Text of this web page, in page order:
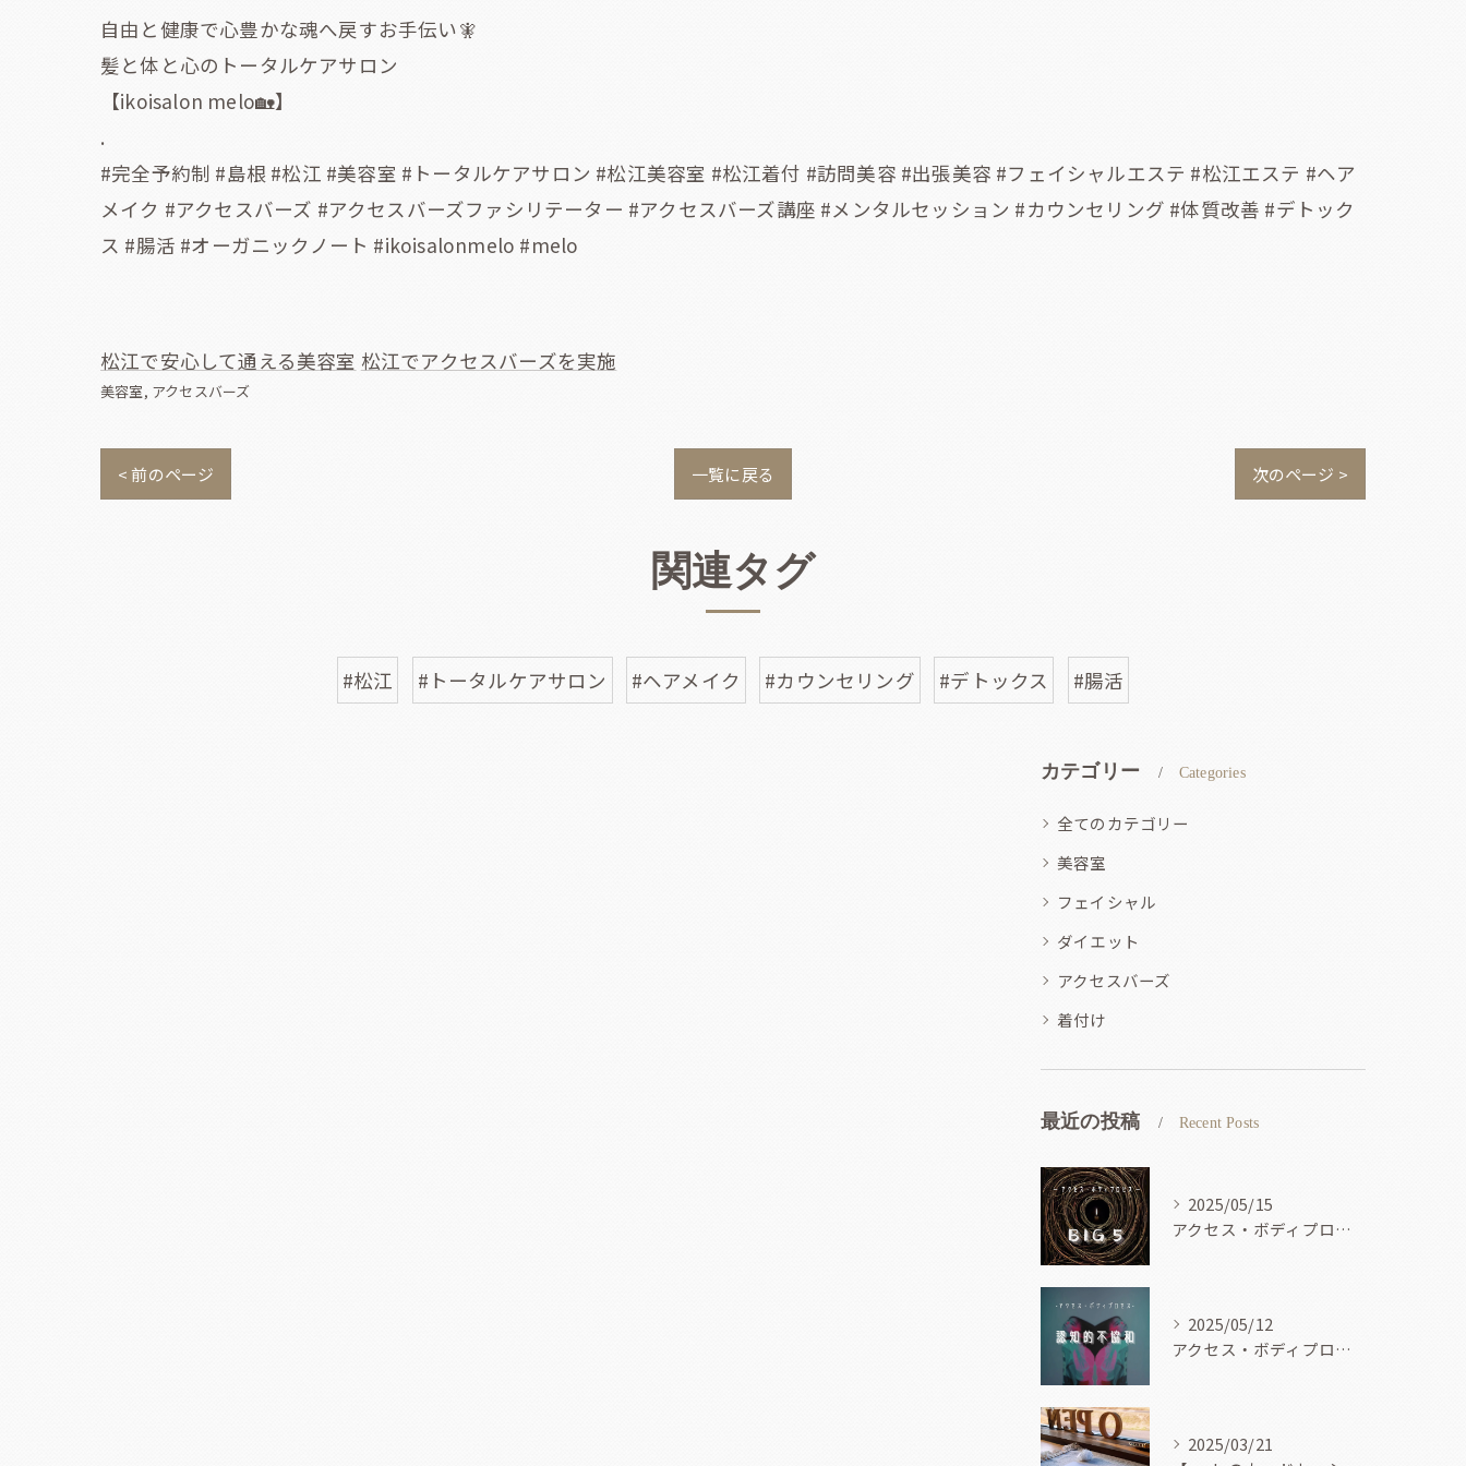
自由と健康で心豊かな魂へ戻すお手伝い🧚
髪と体と心のトータルケアサロン
【ikoisalon melo🏡】
.
#完全予約制 #島根 #松江 #美容室 #トータルケアサロン #松江美容室 #松江着付 #訪問美容 #出張美容 #フェイシャルエステ #松江エステ #ヘア
メイク #アクセスバーズ #アクセスバーズファシリテーター #アクセスバーズ講座 #メンタルセッション #カウンセリング #体質改善 #デトック
ス #腸活 #オーガニックノート #ikoisalonmelo #melo
松江で安心して通える美容室 松江でアクセスバーズを実施
美容室 アクセスバーズ
< 前のページ 一覧に戻る 次のページ >
関連タグ
#松江 #トータルケアサロン #ヘアメイク #カウンセリング #デトックス #腸活
カテゴリー Categories
全てのカテゴリー
美容室
フェイシャル
ダイエット
アクセスバーズ
着付け
最近の投稿 Recent Posts
2025/05/15
アクセス・ボディプロセス
2025/05/12
アクセス・ボディプロセス
2025/03/21